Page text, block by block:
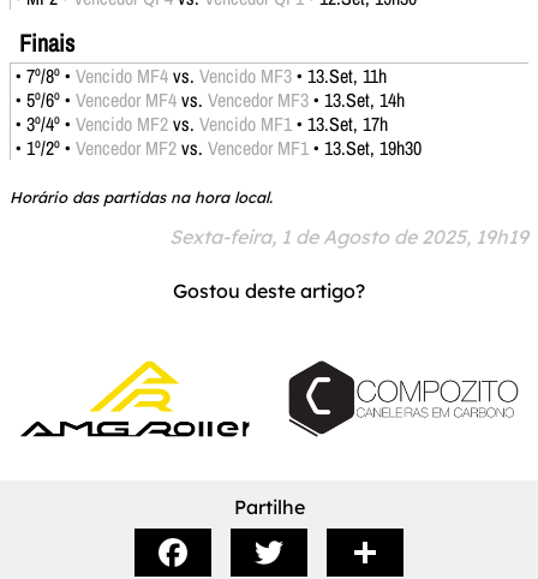
Finais
• 7º/8º • Vencido MF4vs. Vencido MF3• 13.Set, 11h
• 5º/6º • Vencedor MF4vs. Vencedor MF3• 13.Set, 14h
• 3º/4º • Vencido MF2vs. Vencido MF1• 13.Set, 17h
• 1º/2º • Vencedor MF2vs. Vencedor MF1• 13.Set, 19h30
Horário das partidas na hora local.
Sexta-feira, 1 de Agosto de 2025, 19h19
Gostou deste artigo?
Partilhe